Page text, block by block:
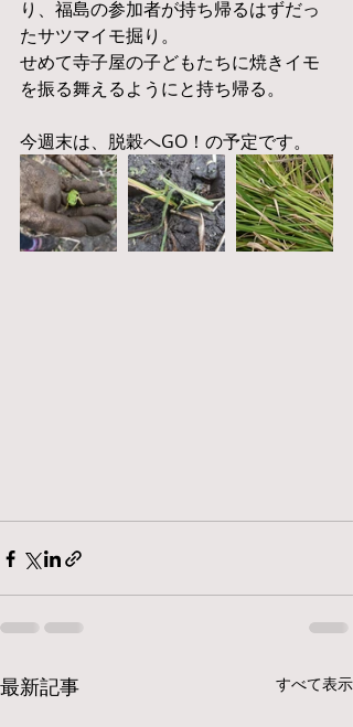
り、福島の参加者が持ち帰るはずだっ
たサツマイモ掘り。
せめて寺子屋の子どもたちに焼きイモ
を振る舞えるようにと持ち帰る。
今週末は、脱穀へGO！の予定です。
最新記事 すべて表示